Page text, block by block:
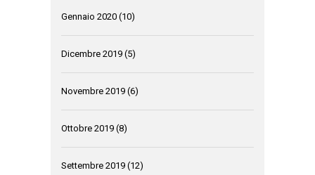
Gennaio 2020 (10)
Dicembre 2019 (5)
Novembre 2019 (6)
Ottobre 2019 (8)
Settembre 2019 (12)